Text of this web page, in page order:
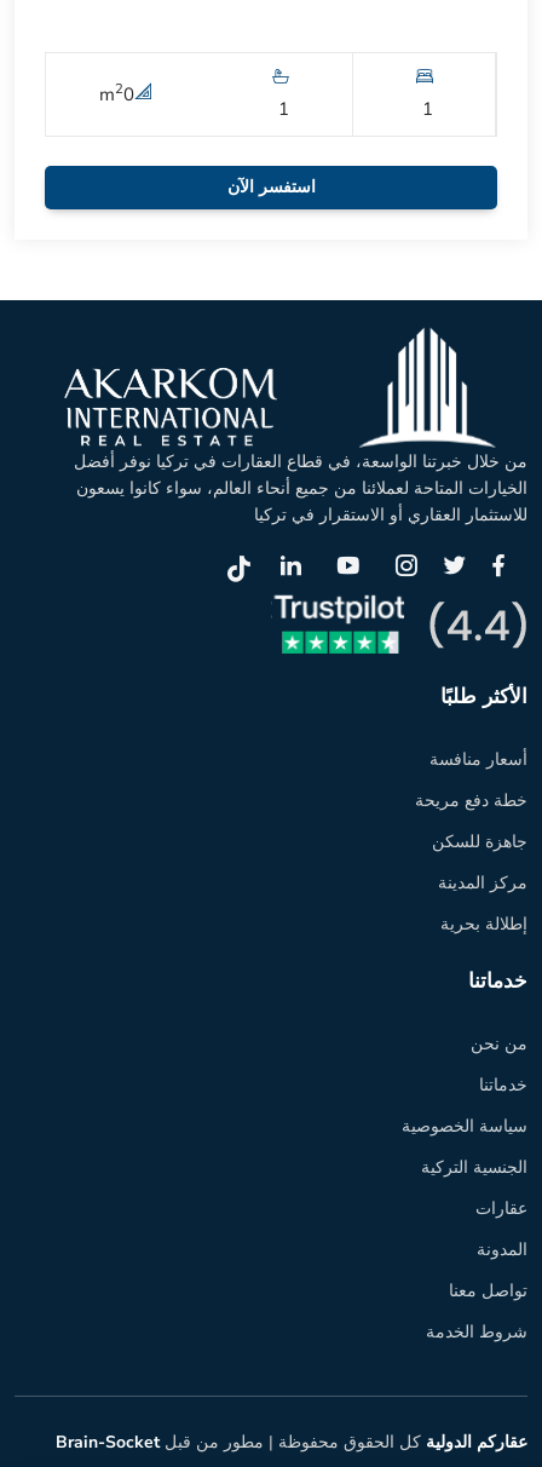
1
1
0
m2
استفسر الآن
من خلال خبرتنا الواسعة، في قطاع العقارات في تركيا نوفر أفضل
الخيارات المتاحة لعملائنا من جميع أنحاء العالم، سواء كانوا يسعون
للاستثمار العقاري أو الاستقرار في تركيا
الأكثر طلبًا
أسعار منافسة
خطة دفع مريحة
جاهزة للسكن
مركز المدينة
إطلالة بحرية
خدماتنا
من نحن
خدماتنا
سياسة الخصوصية
الجنسية التركية
عقارات
المدونة
تواصل معنا
شروط الخدمة
عقاركم الدولية كل الحقوق محفوظة | مطور من قبلBrain-Socket